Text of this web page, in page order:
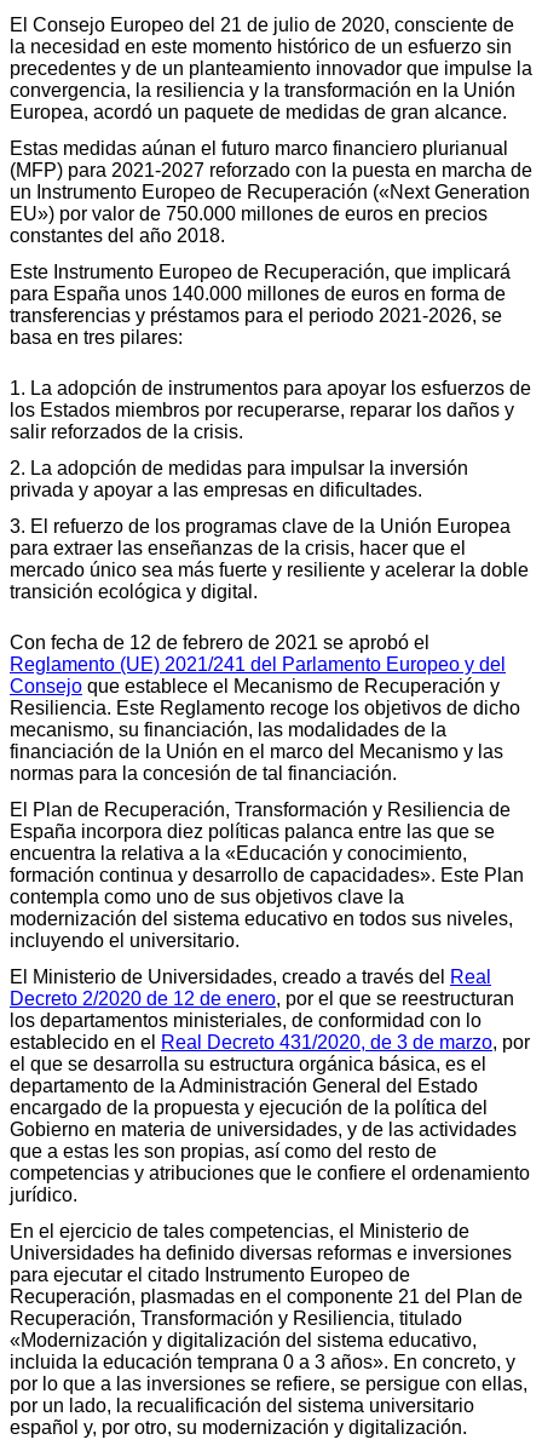
El Consejo Europeo del 21 de julio de 2020, consciente de
la necesidad en este momento histórico de un esfuerzo sin
precedentes y de un planteamiento innovador que impulse la
convergencia, la resiliencia y la transformación en la Unión
Europea, acordó un paquete de medidas de gran alcance.
Estas medidas aúnan el futuro marco financiero plurianual
(MFP) para 2021-2027 reforzado con la puesta en marcha de
un Instrumento Europeo de Recuperación («Next Generation
EU») por valor de 750.000 millones de euros en precios
constantes del año 2018.
Este Instrumento Europeo de Recuperación, que implicará
para España unos 140.000 millones de euros en forma de
transferencias y préstamos para el periodo 2021-2026, se
basa en tres pilares:
1. La adopción de instrumentos para apoyar los esfuerzos de
los Estados miembros por recuperarse, reparar los daños y
salir reforzados de la crisis.
2. La adopción de medidas para impulsar la inversión
privada y apoyar a las empresas en dificultades.
3. El refuerzo de los programas clave de la Unión Europea
para extraer las enseñanzas de la crisis, hacer que el
mercado único sea más fuerte y resiliente y acelerar la doble
transición ecológica y digital.
Con fecha de 12 de febrero de 2021 se aprobó el
Reglamento (UE) 2021/241 del Parlamento Europeo y del
Consejo que establece el Mecanismo de Recuperación y
Resiliencia. Este Reglamento recoge los objetivos de dicho
mecanismo, su financiación, las modalidades de la
financiación de la Unión en el marco del Mecanismo y las
normas para la concesión de tal financiación.
El Plan de Recuperación, Transformación y Resiliencia de
España incorpora diez políticas palanca entre las que se
encuentra la relativa a la «Educación y conocimiento,
formación continua y desarrollo de capacidades». Este Plan
contempla como uno de sus objetivos clave la
modernización del sistema educativo en todos sus niveles,
incluyendo el universitario.
El Ministerio de Universidades, creado a través del Real
Decreto 2/2020 de 12 de enero, por el que se reestructuran
los departamentos ministeriales, de conformidad con lo
establecido en el Real Decreto 431/2020, de 3 de marzo, por
el que se desarrolla su estructura orgánica básica, es el
departamento de la Administración General del Estado
encargado de la propuesta y ejecución de la política del
Gobierno en materia de universidades, y de las actividades
que a estas les son propias, así como del resto de
competencias y atribuciones que le confiere el ordenamiento
jurídico.
En el ejercicio de tales competencias, el Ministerio de
Universidades ha definido diversas reformas e inversiones
para ejecutar el citado Instrumento Europeo de
Recuperación, plasmadas en el componente 21 del Plan de
Recuperación, Transformación y Resiliencia, titulado
«Modernización y digitalización del sistema educativo,
incluida la educación temprana 0 a 3 años». En concreto, y
por lo que a las inversiones se refiere, se persigue con ellas,
por un lado, la recualificación del sistema universitario
español y, por otro, su modernización y digitalización.